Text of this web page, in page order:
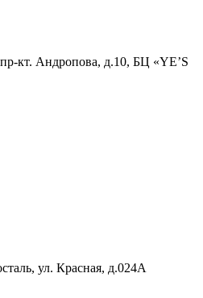
кт. Андропова, д.10, БЦ «YE’S
ул. Красная, д.024А